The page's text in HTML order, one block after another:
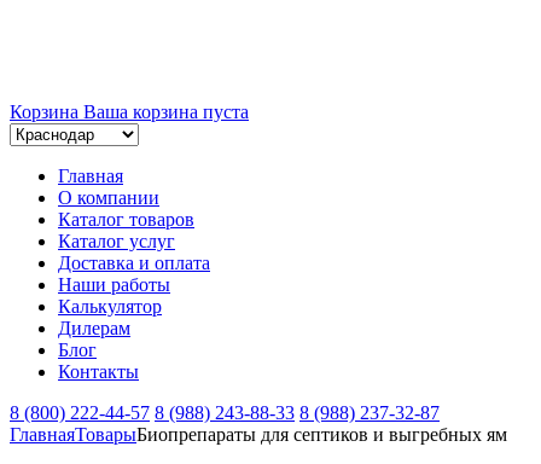
Корзина Ваша корзина пуста
Главная
О компании
Каталог товаров
Каталог услуг
Доставка и оплата
Наши работы
Калькулятор
Дилерам
Блог
Контакты
8 (800) 222-44-57 8 (988) 243-88-33 8 (988) 237-32-87
ГлавнаяТоварыБиопрепараты для септиков и выгребных ям